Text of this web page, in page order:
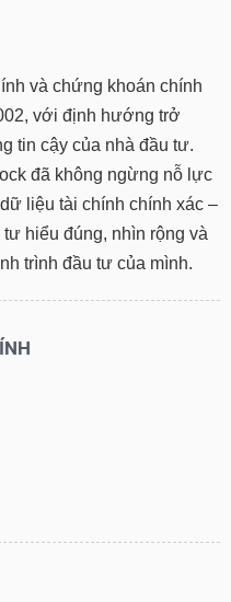
và chứng khoán chính
với định hướng trở
tin cậy của nhà đầu tư.
đã không ngừng nỗ lực
liệu tài chính chính xác –
hiểu đúng, nhìn rộng và
trình đầu tư của mình.